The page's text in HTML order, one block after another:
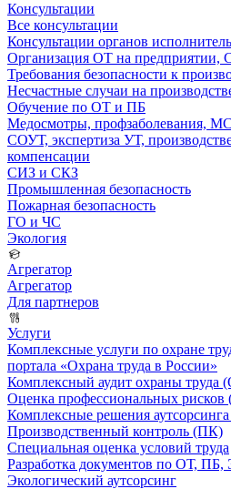
Консультации
Все консультации
Консультации органов
Организация ОТ на предприятии,
Требования безопасности к
Несчастные случаи на
Обучение по ОТ и ПБ
Медосмотры, профзаболевания,
СОУТ, экспертиза УТ,
компенсации
СИЗ и СКЗ
Промышленная безопасность
Пожарная безопасность
ГО и ЧС
Экология
Агрегатор
Агрегатор
Для партнеров
Услуги
Комплексные услуги по охране
портала «Охрана труда в России»
Комплексный аудит охраны труда
Оценка профессиональных
Комплексные решения
Производственный контроль (ПК)
Специальная оценка условий труда
Разработка документов по ОТ,
Экологический аутсорсинг